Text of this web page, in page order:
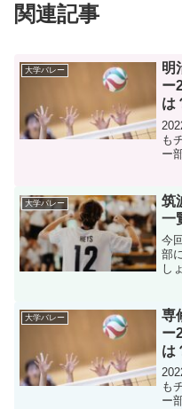
関連記事
大学バレー
明
ー
は
も
ー
ー
り
大学バレー
筑
一
今
部
し
い
大学バレー
専
ー
は
も
ー